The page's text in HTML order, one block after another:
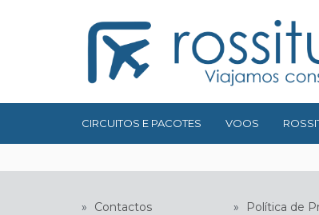
CIRCUITOS E PACOTES VOOS
» Contactos »
Política de